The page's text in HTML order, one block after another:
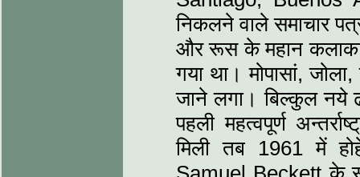
निकलने वाले समाचार
और रूस के महान
गया था। मोपासां,
जाने लगा। बिल्कुल नये
पहली महत्वपूर्ण
मिली तब 1961 में